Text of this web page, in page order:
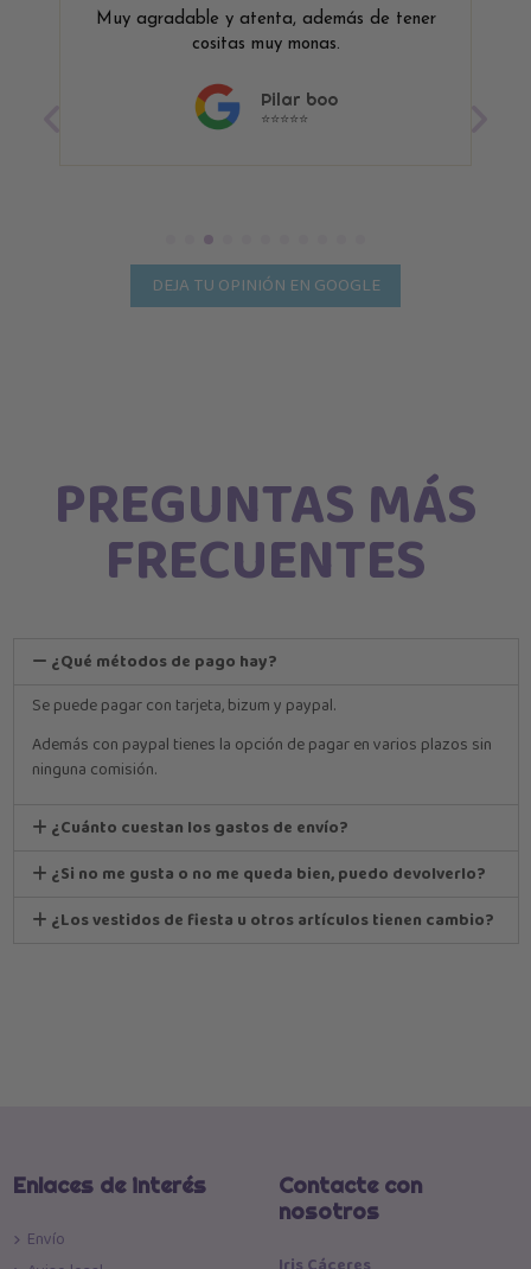
Muy agradable y atenta, además de tener
cositas muy monas.
Pilar boo
⭐⭐⭐⭐⭐
DEJA TU OPINIÓN EN GOOGLE
PREGUNTAS MÁS
FRECUENTES
¿Qué métodos de pago hay?
Se puede pagar con tarjeta, bizum y paypal.
Además con paypal tienes la opción de pagar en varios plazos sin
ninguna comisión.
¿Cuánto cuestan los gastos de envío?
¿Si no me gusta o no me queda bien, puedo devolverlo?
¿Los vestidos de fiesta u otros artículos tienen cambio?
Enlaces de interés
Envío
Contacte con
nosotros